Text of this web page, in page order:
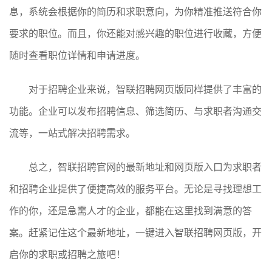
息，系统会根据你的简历和求职意向，为你精准推送符合你
要求的职位。而且，你还能对感兴趣的职位进行收藏，方便
随时查看职位详情和申请进度。
对于招聘企业来说，智联招聘网页版同样提供了丰富的
功能。企业可以发布招聘信息、筛选简历、与求职者沟通交
流等，一站式解决招聘需求。
总之，智联招聘官网的最新地址和网页版入口为求职者
和招聘企业提供了便捷高效的服务平台。无论是寻找理想工
作的你，还是急需人才的企业，都能在这里找到满意的答
案。赶紧记住这个最新地址，一键进入智联招聘网页版，开
启你的求职或招聘之旅吧！